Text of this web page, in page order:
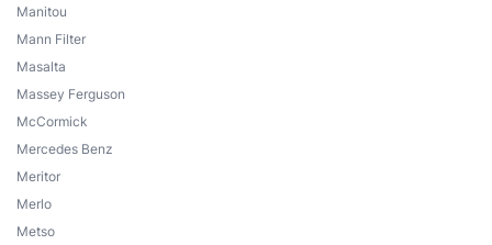
Manitou
Mann Filter
Masalta
Massey Ferguson
McCormick
Mercedes Benz
Meritor
Merlo
Metso